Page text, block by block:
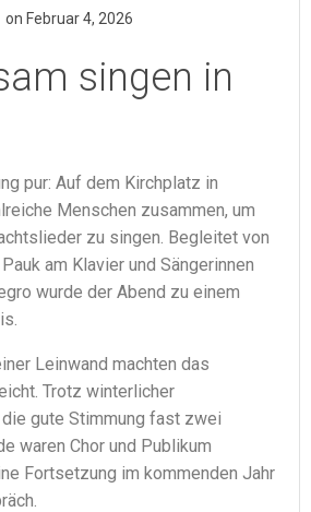
on Februar 4, 2026
singen in
pur: Auf dem Kirchplatz in
Menschen zusammen, um
zu singen. Begleitet von
am Klavier und Sängerinnen
wurde der Abend zu einem
Leinwand machten das
Trotz winterlicher
gute Stimmung fast zwei
waren Chor und Publikum
Fortsetzung im kommenden Jahr